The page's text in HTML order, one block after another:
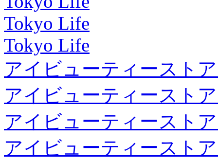
Tokyo Life
Tokyo Life
アイビューティースト
アイビューティースト
アイビューティースト
アイビューティースト